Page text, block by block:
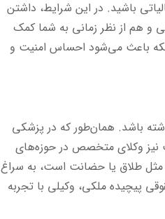
باشید. در این شرایط، داشتن
و هم از نظر زمانی به شما کمک
باعث می‌شود احساس امنیت و
باشد. همان‌طور که در پزشکی
وکلای متخصص در حوزه‌های
مثل طلاق یا حضانت است، به سراغ
پیچیده ملکی، وکیلی با تجربه